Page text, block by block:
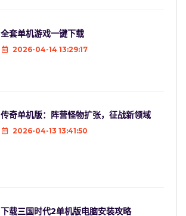
全套单机游戏一键下载
2026-04-14 13:29:17
传奇单机版：阵营怪物扩张，征战新领域
2026-04-13 13:41:50
下载三国时代2单机版电脑安装攻略